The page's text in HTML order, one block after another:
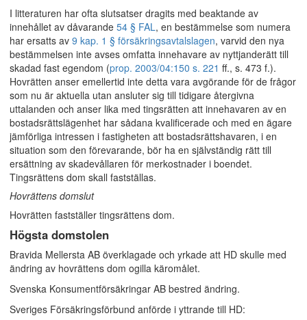
I litteraturen har ofta slutsatser dragits med beaktande av
innehållet av dåvarande 54 § FAL, en bestämmelse som numera
har ersatts av 9 kap. 1 § försäkringsavtalslagen, varvid den nya
bestämmelsen inte avses omfatta innehavare av nyttjanderätt till
skadad fast egendom (prop. 2003/04:150 s. 221 ff., s. 473 f.).
Hovrätten anser emellertid inte detta vara avgörande för de frågor
som nu är aktuella utan ansluter sig till tidigare återgivna
uttalanden och anser lika med tingsrätten att innehavaren av en
bostadsrättslägenhet har sådana kvalificerade och med en ägare
jämförliga intressen i fastigheten att bostadsrättshavaren, i en
situation som den förevarande, bör ha en självständig rätt till
ersättning av skadevållaren för merkostnader i boendet.
Tingsrättens dom skall fastställas.
Hovrättens domslut
Hovrätten fastställer tingsrättens dom.
Högsta domstolen
Bravida Mellersta AB överklagade och yrkade att HD skulle med
ändring av hovrättens dom ogilla käromålet.
Svenska Konsumentförsäkringar AB bestred ändring.
Sveriges Försäkringsförbund anförde i yttrande till HD: